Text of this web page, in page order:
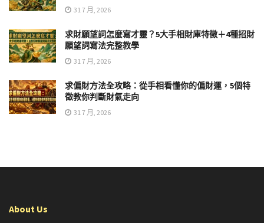
31 7 月, 2026
求財願望詞怎麼寫才靈？5大手相財庫特徵＋4種招財
願望詞寫法完整教學
31 7 月, 2026
求偏財方法全攻略：從手相看懂你的偏財運，5個特
徵教你判斷財氣走向
31 7 月, 2026
About Us